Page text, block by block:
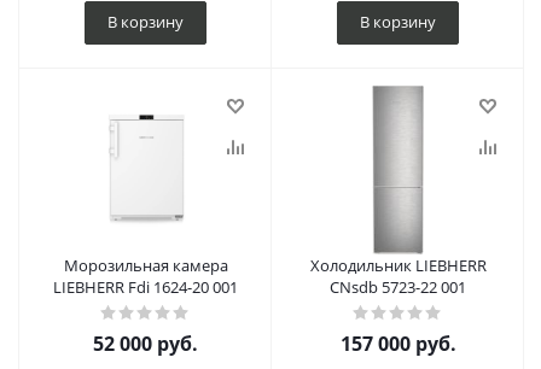
В корзину В корзину
Морозильная камера
LIEBHERR Fdi 1624-20 001
52 000 руб.
Холодильник LIEBHERR
CNsdb 5723-22 001
157 000руб.